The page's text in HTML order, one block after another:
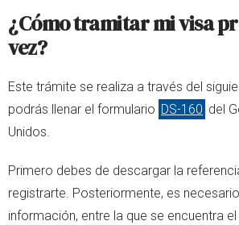
¿Cómo tramitar mi visa
vez?
Este trámite se realiza a través del
podrás llenar el formulario DS-160 del
Unidos.
Primero debes de descargar la
registrarte. Posteriormente, es
información, entre la que se encuentra